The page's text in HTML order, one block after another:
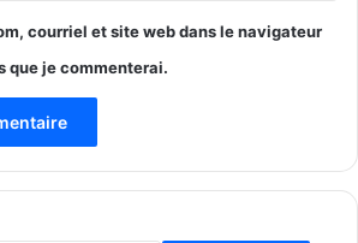
courriel et site web dans le navigateur
que je commenterai.